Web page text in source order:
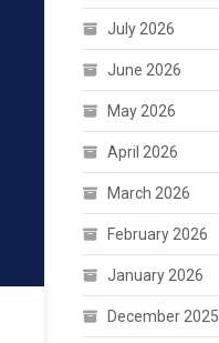
July 2026
June 2026
May 2026
April 2026
March 2026
February 2026
January 2026
December 2025